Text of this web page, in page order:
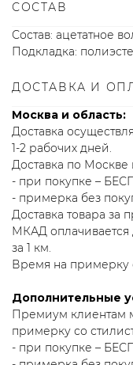
СОСТАВ
Состав: ацетатное
Подкладка:
ДОСТАВКА И
Москва и область:
Доставка
1-2 рабочих дней.
Доставка по
- при покупке –
- примерка без
Доставка товара за
МКАД оплачивается
за 1 км.
Время на примерку
Дополнительные
Премиум клиентам
примерку со
- при покупке –